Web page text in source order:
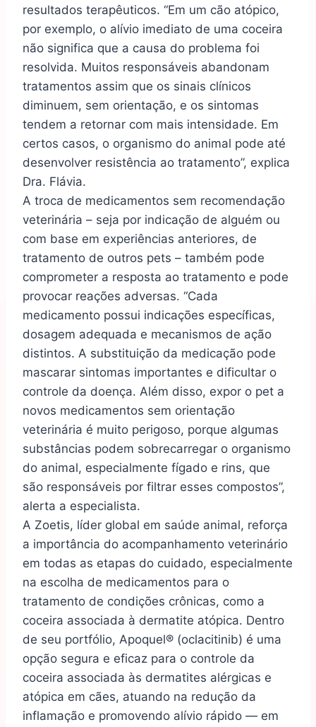
resultados terapêuticos. “Em um cão atópico,
por exemplo, o alívio imediato de uma coceira
não significa que a causa do problema foi
resolvida. Muitos responsáveis abandonam
tratamentos assim que os sinais clínicos
diminuem, sem orientação, e os sintomas
tendem a retornar com mais intensidade. Em
certos casos, o organismo do animal pode até
desenvolver resistência ao tratamento”, explica
Dra. Flávia.
A troca de medicamentos sem recomendação
veterinária – seja por indicação de alguém ou
com base em experiências anteriores, de
tratamento de outros pets – também pode
comprometer a resposta ao tratamento e pode
provocar reações adversas. “Cada
medicamento possui indicações específicas,
dosagem adequada e mecanismos de ação
distintos. A substituição da medicação pode
mascarar sintomas importantes e dificultar o
controle da doença. Além disso, expor o pet a
novos medicamentos sem orientação
veterinária é muito perigoso, porque algumas
substâncias podem sobrecarregar o organismo
do animal, especialmente fígado e rins, que
são responsáveis por filtrar esses compostos”,
alerta a especialista.
A Zoetis, líder global em saúde animal, reforça
a importância do acompanhamento veterinário
em todas as etapas do cuidado, especialmente
na escolha de medicamentos para o
tratamento de condições crônicas, como a
coceira associada à dermatite atópica. Dentro
de seu portfólio, Apoquel® (oclacitinib) é uma
opção segura e eficaz para o controle da
coceira associada às dermatites alérgicas e
atópica em cães, atuando na redução da
inflamação e promovendo alívio rápido — em